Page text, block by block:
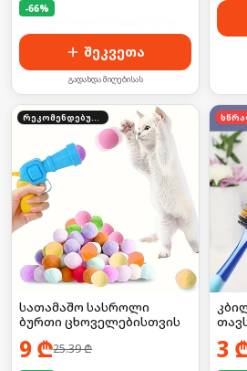
-66%
შეკვეთა
გადახდა მიღებისას
რეკომენდებული
სათამაშო სასროლი
ბურთი ცხოველებისთვის
9 ₾25.39₾ 3